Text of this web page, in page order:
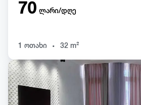
70 ლარი/დღე
1 ოთახი . 32 m²